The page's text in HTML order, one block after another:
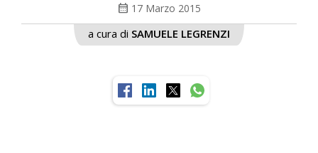
calendar_month 17 Marzo 2015
a cura di SAMUELE LEGRENZI